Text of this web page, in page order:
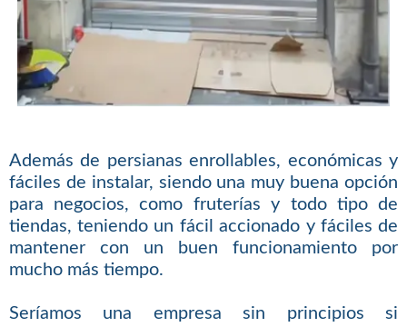
Además de persianas enrollables, económicas y
fáciles de instalar, siendo una muy buena opción
para negocios, como fruterías y todo tipo de
tiendas, teniendo un fácil accionado y fáciles de
mantener con un buen funcionamiento por
mucho más tiempo.
Seríamos una empresa sin principios si